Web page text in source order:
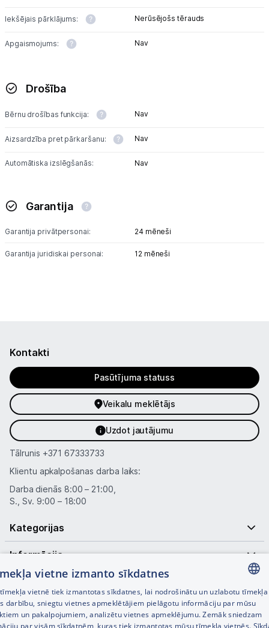
Iekšējais pārklājums: Nerūsējošs tērauds
Apgaismojums: Nav
Drošība
Bērnu drošības funkcija: Nav
Aizsardzība pret pārkaršanu: Nav
Automātiska izslēgšanās: Nav
Garantija
Garantija privātpersonai: 24 mēneši
Garantija juridiskai personai: 12 mēneši
Kontakti
Pasūtījuma statuss
Veikalu meklētājs
Uzdot jautājumu
Tālrunis +371 67333733
Klientu apkalpošanas darba laiks:
Darba dienās 8:00 – 21:00,
S., Sv. 9:00 – 18:00
Kategorijas
Informācija
Noderīgas saites
LATVIAN
RUSSIAN
vietne izmanto sīkdatnes
vietnē tiek izmantotas sīkdatnes, lai nodrošinātu un uzlabotu tīmekļa
darbību, sniegtu vietnes apmeklētājiem pielāgotu informāciju par mūsu
un pakalpojumiem, analizētu vietnes apmeklējumu. Zemāk sniedzam
par visām sīkdatnēm, kuras tiek izmantotas mūsu tīmekļa vietnēs.